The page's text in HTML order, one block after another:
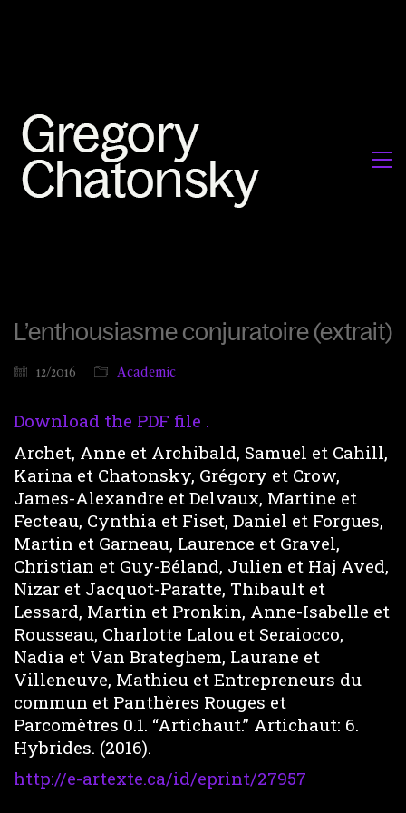
L’enthousiasme conjuratoire (extrait)
12/2016 Academic
Download the PDF file .
Archet, Anne et Archibald, Samuel et Cahill,
Karina et Chatonsky, Grégory et Crow,
James-Alexandre et Delvaux, Martine et
Fecteau, Cynthia et Fiset, Daniel et Forgues,
Martin et Garneau, Laurence et Gravel,
Christian et Guy-Béland, Julien et Haj Aved,
Nizar et Jacquot-Paratte, Thibault et
Lessard, Martin et Pronkin, Anne-Isabelle et
Rousseau, Charlotte Lalou et Seraiocco,
Nadia et Van Brateghem, Laurane et
Villeneuve, Mathieu et Entrepreneurs du
commun et Panthères Rouges et
Parcomètres 0.1. “Artichaut.” Artichaut: 6.
Hybrides. (2016).
http://e-artexte.ca/id/eprint/27957